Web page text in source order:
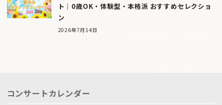
ト｜0歳OK・体験型・本格派 おすすめセレクショ
ン
2026年7月14日
コンサートカレンダー